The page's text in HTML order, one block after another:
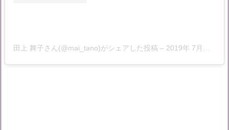
田上 舞子さん(@mai_tano)がシェアした投稿 – 2019年 7月月13日午後11時43分PDT